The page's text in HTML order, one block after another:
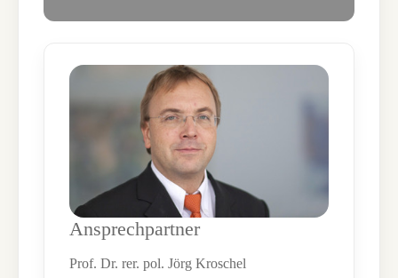
Ansprechpartner
Prof. Dr. rer. pol. Jörg Kroschel